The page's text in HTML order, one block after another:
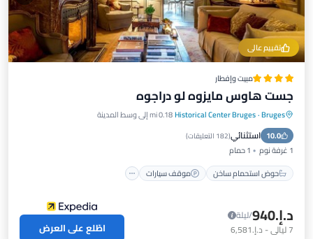
تقييم عالي
مبيت وإفطار
جست هاوس مايزوه لو دراجوه
Bruges
·
Historical Center Bruges0.18 mi إلى وسط المدينة
10.0 استثنائي(182 التعليقات )
1 غرفة نوم
1 حمام
حوض استحمام ساخن
موقف سيارات
حوض استحمام ساخن
موقف سيارات
شرفة / تراس
د.إ.‏940
/ليلة
7ليالي- د.إ.‏6,581 اطّلع على العرض